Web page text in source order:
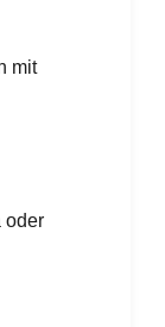
mit
oder